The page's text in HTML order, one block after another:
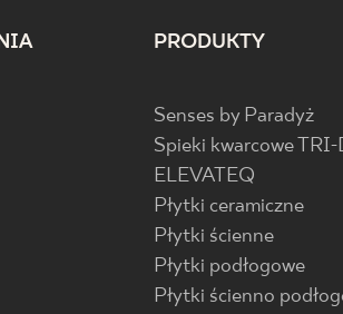
PRODUKTY
Senses by Paradyż
Spieki kwarcowe TRI-
ELEVATEQ
Płytki ceramiczne
Płytki ścienne
Płytki podłogowe
Płytki ścienno